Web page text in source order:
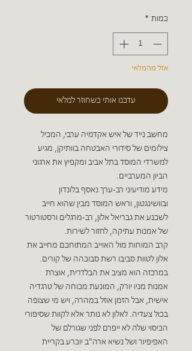
כמות *
אזל מהמלאי
עדכנו אותי כשחוזר למלאי
מחשב נייד של איש אקדמיה ערבי, המכיל
צילומים של סידורי האבטחה בוותיקן, מגיע
למשרדי המוסד בתל אביב ומקפיץ את ארגוני
הביון המערביים.
מידע מודיעיני רב-ערך נאסף בלונדון
ובוושינגטון, וראש המוסד מבין שהוא חייב
לשכנע את גבריאל אלון, רב-מרגלים ורסטורטור
של אמנות עתיקה, לחזור לשירות.
קרב המוחות מול האוייב המתוחכם מחייב את
אלון לטוות סביבו רשת סבוכהה של קורים.
במרכזה הוא מציב את הבלדרית, אוצרת
אמנות מניו יורק, המונעת מכוחה של טרגדיה
אישית, אבל הזמן אוזל במהרה, ויש מי שצופה
בכול צעדיה. לאלון לא נותר אלא לקוות שסיפורי
הכיסוי שלה לא ייפרם לפני שגורלם של
האפיפיור ושל נשיא ארה"ב יוכרע בקריית